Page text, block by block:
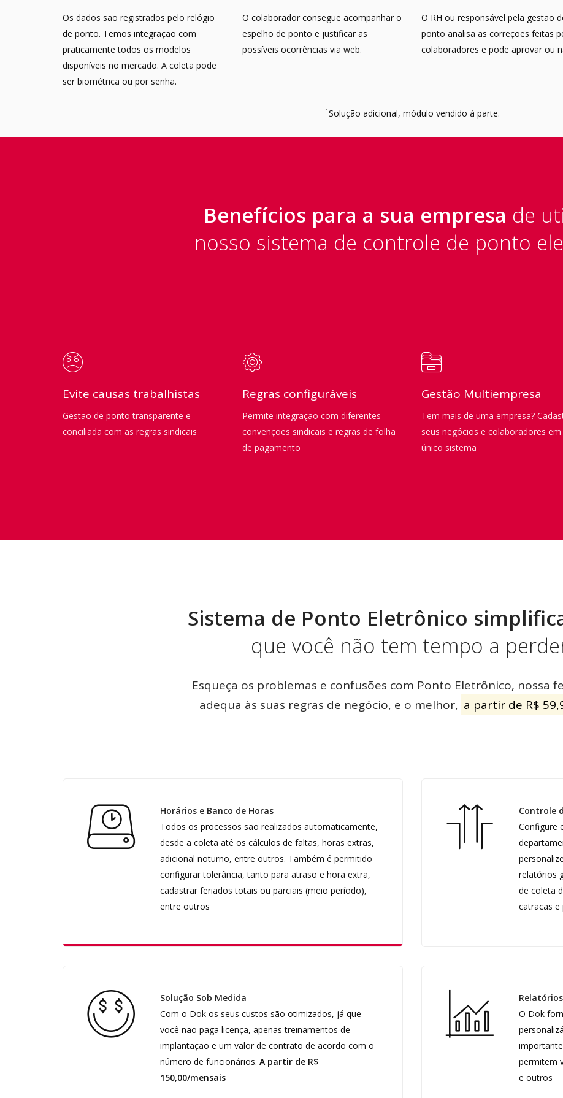
Os dados são registrados pelo relógio
de ponto. Temos integração com
praticamente todos os modelos
disponíveis no mercado. A coleta pode
ser biométrica ou por senha.
O colaborador consegue acompanhar o
espelho de ponto e justificar as
possíveis ocorrências via web.
O RH ou responsável pela gestão
ponto analisa as correções feitas
colaboradores e pode aprovar ou
1Solução adicional, módulo vendido à parte.
Benefícios para a sua empresa de
nosso sistema de controle de ponto
Evite causas trabalhistas
Gestão de ponto transparente e
conciliada com as regras sindicais
Regras configuráveis
Permite integração com diferentes
convenções sindicais e regras de folha
de pagamento
Gestão Multiempresa
Tem mais de uma empresa?
seus negócios e colaboradores
único sistema
Sistema de Ponto Eletrônico
que você não tem tempo a
Esqueça os problemas e confusões com Ponto Eletrônico, nossa
adequa às suas regras de negócio, e o melhor, a partir de R$
Horários e Banco de Horas
Todos os processos são realizados automaticamente,
desde a coleta até os cálculos de faltas, horas extras,
adicional noturno, entre outros. Também é permitido
configurar tolerância, tanto para atraso e hora extra,
cadastrar feriados totais ou parciais (meio período),
entre outros
Controle
Configure
relatórios
de coleta
catracas e
Solução Sob Medida
Com o Dok os seus custos são otimizados, já que
você não paga licença, apenas treinamentos de
implantação e um valor de contrato de acordo com o
número de funcionários. A partir de R$
150,00/mensais
O Dok
permitem
e outros